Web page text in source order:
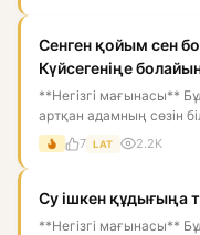
Сенген қойым сен
Күйсегеніңе
**Негізгі мағынасы**
артқан адамның сөзін
7 LAT 2.2K
Су ішкен құдығыңа
**Негізгі мағынасы**